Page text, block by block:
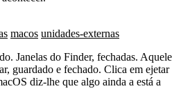
macos unidades-externas
Janelas do Finder, fechadas. Aquele
guardado e fechado. Clica em ejetar
diz-lhe que algo ainda a está a